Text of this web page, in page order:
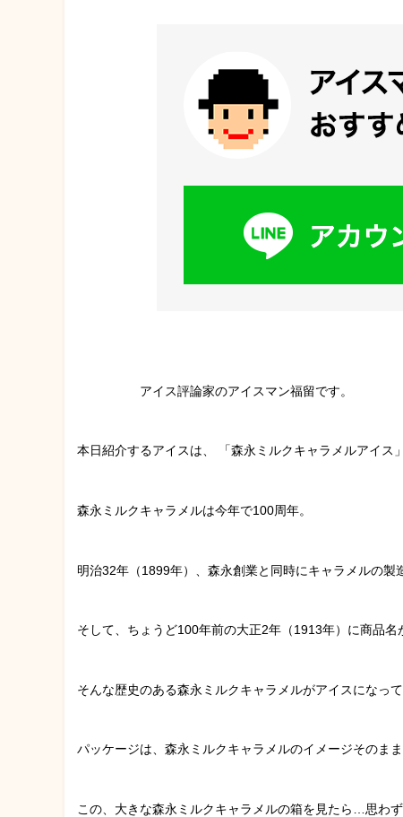
アイス評論家のアイスマン福留です。
本日紹介するアイスは、 「森永ミルクキャラメルアイス
森永ミルクキャラメルは今年で100周年。
明治32年（1899年）、森永創業と同時にキャラメルの製
そして、ちょうど100年前の大正2年（1913年）に商品名
そんな歴史のある森永ミルクキャラメルがアイスになって
パッケージは、森永ミルクキャラメルのイメージそのまま
この、大きな森永ミルクキャラメルの箱を見たら…思わず